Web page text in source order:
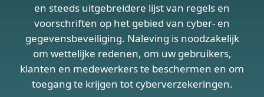
en steeds uitgebreidere lijst van regels en
voorschriften op het gebied van cyber- en
gegevensbeveiliging. Naleving is noodzakelijk
om wettelijke redenen, om uw gebruikers,
klanten en medewerkers te beschermen en om
toegang te krijgen tot cyberverzekeringen.